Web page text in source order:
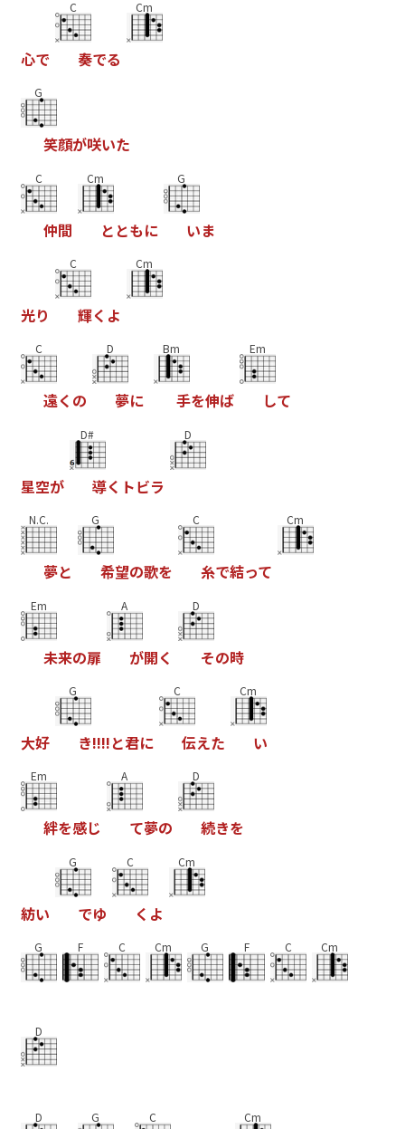
心で
C
奏でる
Cm
G
笑顔が咲いた
C
仲間
Cm
と ともに
G
いま
光り
C
輝く よ
Cm
C
遠く の
D
夢に
Bm
手を伸ば
Em
して
星空が
D#
導く トビラ
D
N.C.
夢と
G
希望の歌を
C
糸で結って
Cm
Em
未来の扉
A
が開く
D
その時
大好
G
き!!!!と君に
C
伝えた
Cm
い
Em
絆を感じ
A
て夢の
D
続きを
紡い
G
でゆ
C
く よ
Cm
G F C Cm G F C Cm
D
D G C Cm